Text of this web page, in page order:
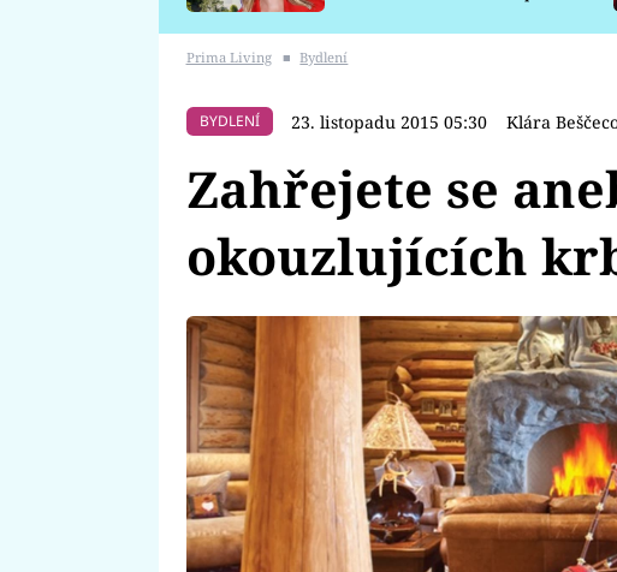
Prima Living ■ Bydlení
BYDLENÍ 23. listopadu 2015 05:30 Klára
Zahřejete se
okouzlujících